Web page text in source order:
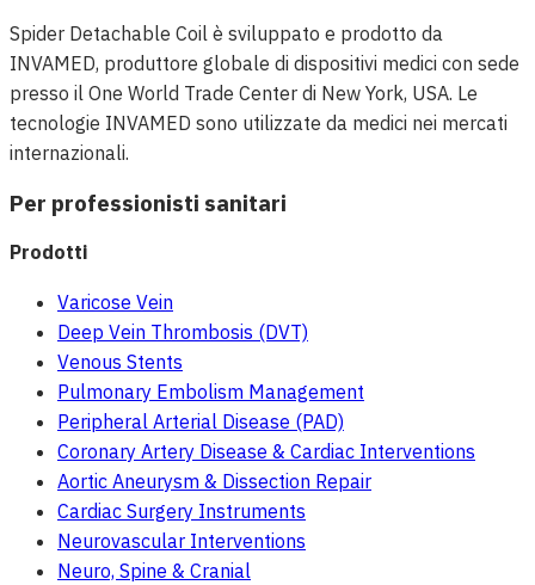
Spider Detachable Coil è sviluppato e prodotto da
INVAMED, produttore globale di dispositivi medici con sede
presso il One World Trade Center di New York, USA. Le
tecnologie INVAMED sono utilizzate da medici nei mercati
internazionali.
Per professionisti sanitari
Prodotti
Varicose Vein
Deep Vein Thrombosis (DVT)
Venous Stents
Pulmonary Embolism Management
Peripheral Arterial Disease (PAD)
Coronary Artery Disease & Cardiac Interventions
Aortic Aneurysm & Dissection Repair
Cardiac Surgery Instruments
Neurovascular Interventions
Neuro, Spine & Cranial